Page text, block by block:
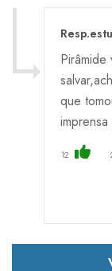
que
12